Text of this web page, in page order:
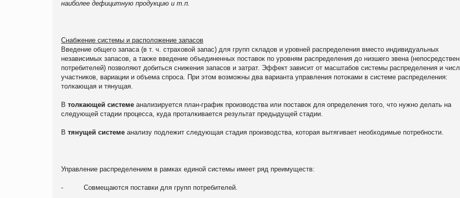
наиболее дефицитную продукцию и т.п.
Снабжение системы и расположение запасов
Введение общего запаса (в т. ч. страховой запас) для групп складов и уровней распределения вместо индивидуальных
независимых запасов, а также введение объединенных поставок по уровням распределения до низшего звена
потребителей) позволяют добиться снижения запасов и затрат. Эффект зависит от масштабов системы распределения и
участников, вариации и объема спроса. При этом возможны два варианта управления потоками в системе распределения:
толкающая и тянущая.
В толкающей системе анализируется план-график производства или поставок для определения того, что нужно делать на
следующей стадии процесса, куда проталкивается результат предыдущей стадии.
В тянущей системе анализу подлежит следующая стадия производства, которая вытягивает необходимые потребности.
Управление распределением в рамках единой системы имеет ряд преимуществ:
- Совмещаются поставки для групп потребителей.